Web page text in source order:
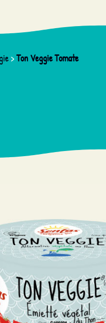
>Ton Veggie Tomate